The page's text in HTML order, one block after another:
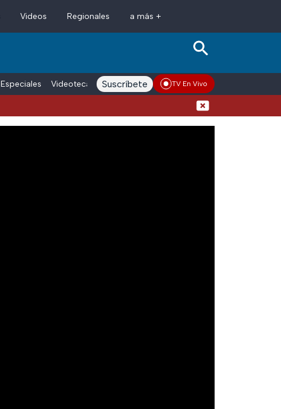
Videos Regionales a más +
Especiales Videoteca Conductores Voces adn Noticias
Suscríbete TV En Vivo